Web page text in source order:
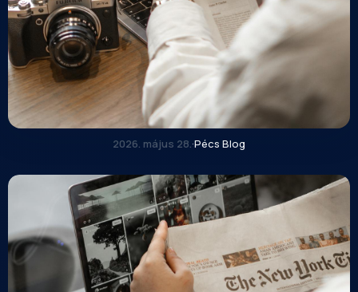
2026. május 28.·Pécs Blog